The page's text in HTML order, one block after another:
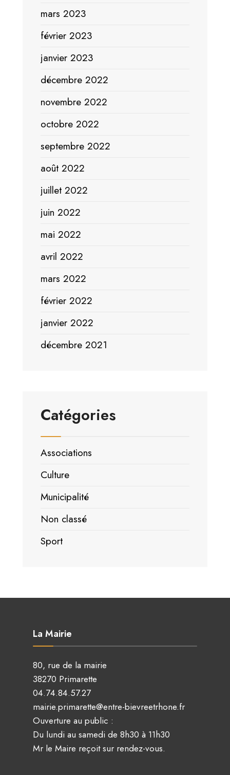
mars 2023
février 2023
janvier 2023
décembre 2022
novembre 2022
octobre 2022
septembre 2022
août 2022
juillet 2022
juin 2022
mai 2022
avril 2022
mars 2022
février 2022
janvier 2022
décembre 2021
Catégories
Associations
Culture
Municipalité
Non classé
Sport
La Mairie
80, rue de la mairie
38270 Primarette
04.74.84.57.27
mairie.primarette@entre-bievreetrhone.fr
Ouverture au public :
Du lundi au samedi de 8h30 à 11h30
Mr le Maire reçoit sur rendez-vous.